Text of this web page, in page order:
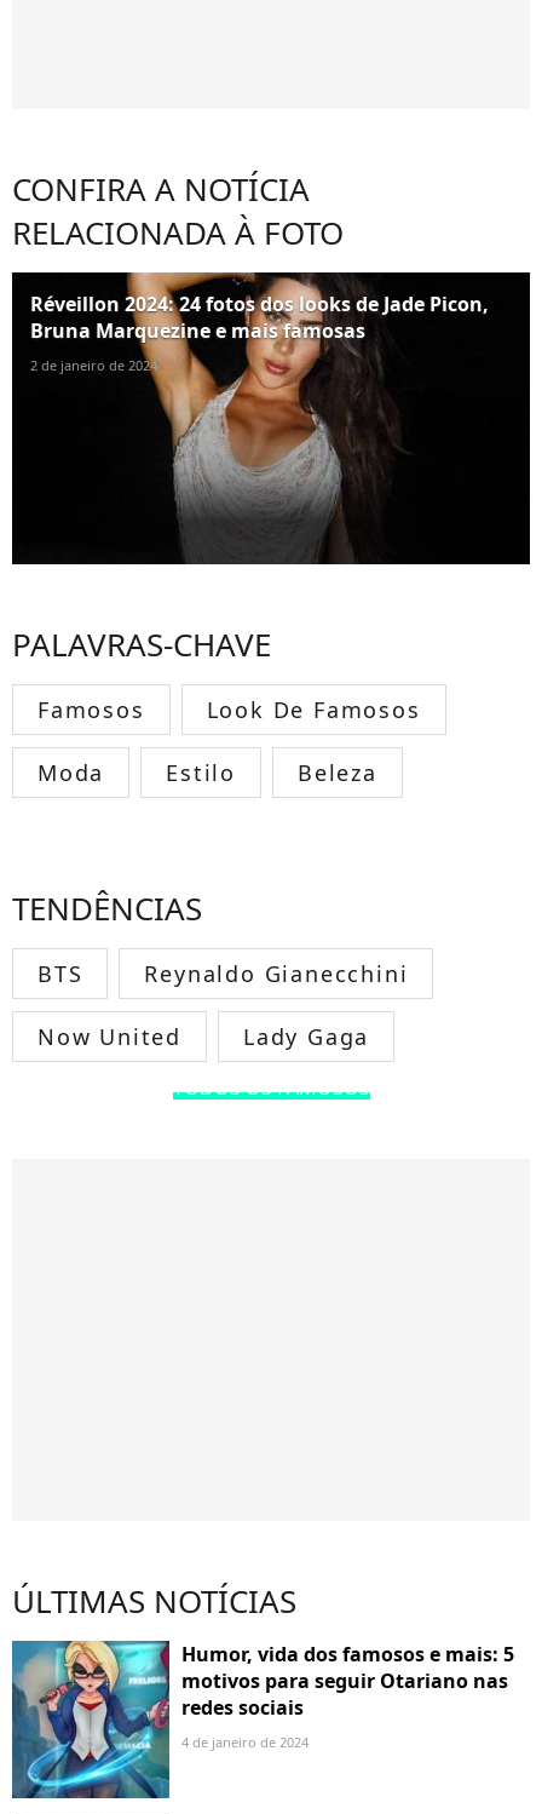
CONFIRA A NOTÍCIA
RELACIONADA À FOTO
Réveillon 2024: 24 fotos dos looks de Jade Picon,
Bruna Marquezine e mais famosas
2 de janeiro de 2024
PALAVRAS-CHAVE
Famosos Look De Famosos
Moda Estilo Beleza
TENDÊNCIAS
BTS Reynaldo Gianecchini
Now United Lady Gaga
TODOS OS FAMOSOS
ÚLTIMAS NOTÍCIAS
Humor, vida dos famosos e mais: 5
motivos para seguir Otariano nas
redes sociais
4 de janeiro de 2024